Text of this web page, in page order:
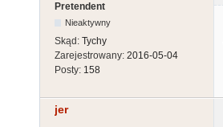
Pretendent
Nieaktywny
Skąd: Tychy
Zarejestrowany: 2016-05-04
Posty: 158
jer